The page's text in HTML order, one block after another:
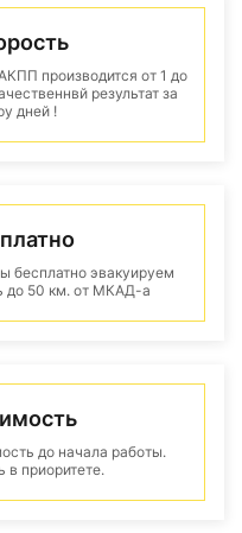
производится от 1 до
результат за
дней !
бесплатно эвакуируем
до 50 км. от МКАД-а
до начала работы.
в приоритете.